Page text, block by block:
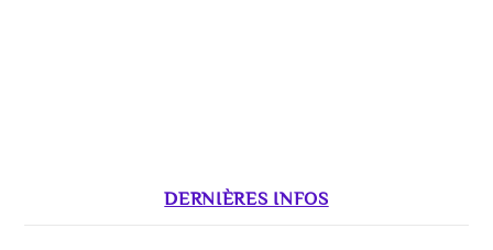
DERNIÈRES INFOS